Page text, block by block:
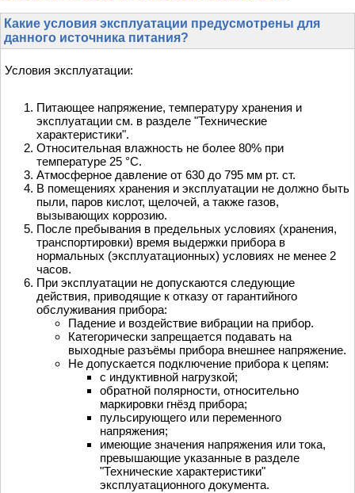
Какие условия эксплуатации предусмотрены для
данного источника питания?
Условия эксплуатации:
Питающее напряжение, температуру хранения и
эксплуатации см. в разделе "Технические
характеристики".
Относительная влажность не более 80% при
температуре 25 °С.
Атмосферное давление от 630 до 795 мм рт. ст.
В помещениях хранения и эксплуатации не должно быть
пыли, паров кислот, щелочей, а также газов,
вызывающих коррозию.
После пребывания в предельных условиях (хранения,
транспортировки) время выдержки прибора в
нормальных (эксплуатационных) условиях не менее 2
часов.
При эксплуатации не допускаются следующие
действия, приводящие к отказу от гарантийного
обслуживания прибора:
Падение и воздействие вибрации на прибор.
Категорически запрещается подавать на
выходные разъёмы прибора внешнее напряжение.
Не допускается подключение прибора к цепям:
с индуктивной нагрузкой;
обратной полярности, относительно
маркировки гнёзд прибора;
пульсирующего или переменного
напряжения;
имеющие значения напряжения или тока,
превышающие указанные в разделе
"Технические характеристики"
эксплуатационного документа.